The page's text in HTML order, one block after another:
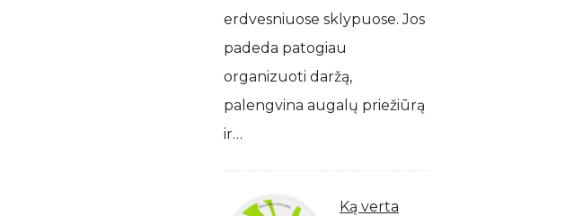
erdvesniuose sklypuose. Jos
padeda patogiau
organizuoti daržą,
palengvina augalų priežiūrą
ir…
Ką verta